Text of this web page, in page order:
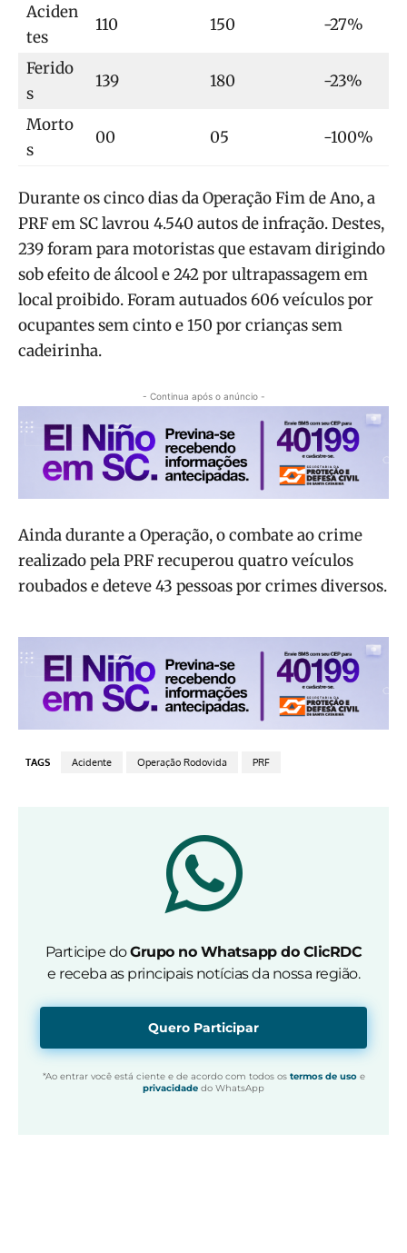
Aciden
tes
110 150 -27%
Ferido
s
139 180 -23%
Morto
s
00 05 -100%
Durante os cinco dias da Operação Fim de Ano, a
PRF em SC lavrou 4.540 autos de infração. Destes,
239 foram para motoristas que estavam dirigindo
sob efeito de álcool e 242 por ultrapassagem em
local proibido. Foram autuados 606 veículos por
ocupantes sem cinto e 150 por crianças sem
cadeirinha.
- Continua após o anúncio -
Ainda durante a Operação, o combate ao crime
realizado pela PRF recuperou quatro veículos
roubados e deteve 43 pessoas por crimes diversos.
TAGS Acidente Operação Rodovida PRF
Participe doGrupo no Whatsapp do ClicRDC
e receba as principais notícias da nossa região.
Quero Participar
*Ao entrar você está ciente e de acordo com todos os termos de usoe
privacidade do WhatsApp